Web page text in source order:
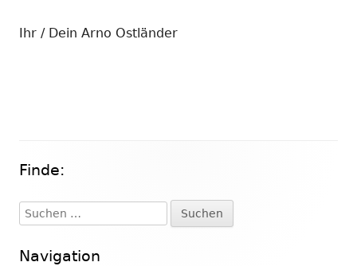
Ihr / Dein Arno Ostländer
Haupt-
Seitenleiste
Finde:
Suchen
nach:
Navigation